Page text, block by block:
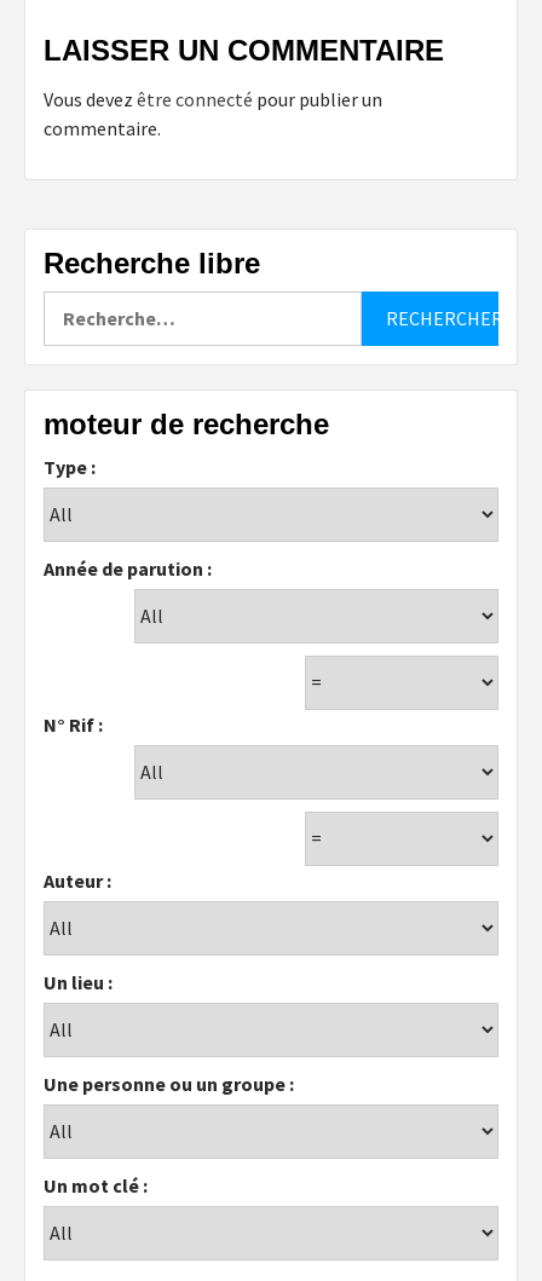
LAISSER UN COMMENTAIRE
Vous devez être connecté pour publier un
commentaire.
Recherche libre
moteur de recherche
Type :
Année de parution :
N° Rif :
Auteur :
Un lieu :
Une personne ou un groupe :
Un mot clé :